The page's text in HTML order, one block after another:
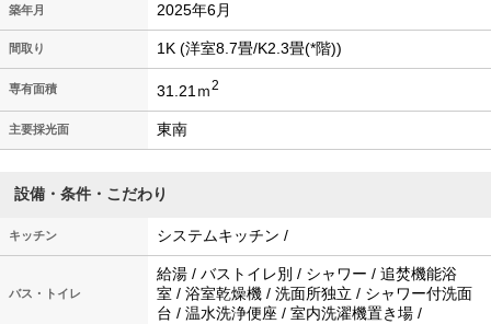
築年月 2025年6月
間取り 1K (洋室8.7畳/K2.3畳(*階))
専有面積 31.21ｍ2
主要採光面 東南
設備・条件・こだわり
キッチン システムキッチン /
バス・トイレ
給湯 / バストイレ別 / シャワー / 追焚機能浴
室 / 浴室乾燥機 / 洗面所独立 / シャワー付洗面
台 / 温水洗浄便座 / 室内洗濯機置き場 /